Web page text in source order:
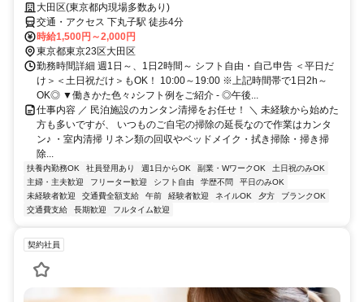
大田区(東京都内現場多数あり)
交通・アクセス 下丸子駅 徒歩4分
時給1,500円～2,000円
東京都東京23区大田区
勤務時間詳細 週1日～、1日2時間～ シフト自由・自己申告 ＜平日だ
け＞＜土日祝だけ＞もOK！ 10:00～19:00 ※上記時間帯で1日2h～
OK◎ ▼働きかた色々♪シフト例をご紹介 - ◎午後...
仕事内容 ／ 民泊施設のカンタン清掃をお任せ！ ＼ 未経験から始めた
方も多いですが、 いつものご自宅の掃除の延長なので作業はカンタ
ン♪ ・室内清掃 リネン類の回収やベッドメイク・拭き掃除・掃き掃
除...
扶養内勤務OK 社員登用あり 週1日からOK 副業・WワークOK
土日祝のみOK
主婦・主夫歓迎
フリーター歓迎 シフト自由 学歴不問
平日のみOK
未経験者歓迎
交通費全額支給 午前 経験者歓迎 ネイルOK 夕方
ブランクOK
交通費支給
長期歓迎 フルタイム歓迎
契約社員